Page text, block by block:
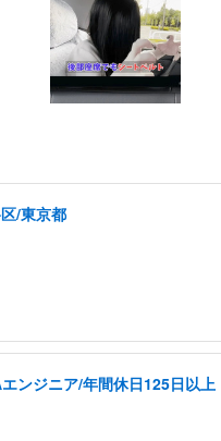
/東京都
ンジニア/年間休日125日以上